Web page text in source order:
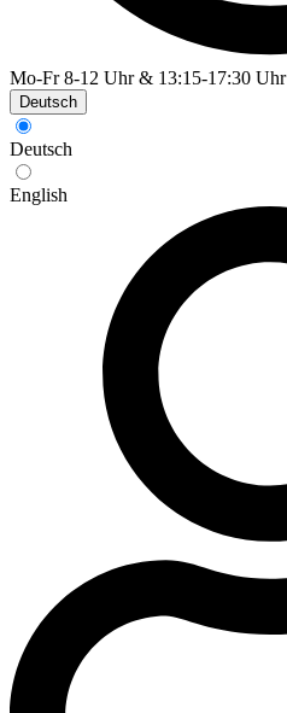
Mo-Fr 8-12 Uhr & 13:15-17:30 Uhr
Deutsch
Deutsch
English